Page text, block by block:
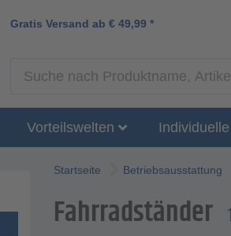
Gratis Versand ab € 49,99 *
Vorteilswelten
Startseite Betriebsausstattung
Fahrradständer